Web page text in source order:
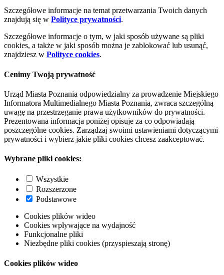
Szczegółowe informacje na temat przetwarzania Twoich danych
znajdują się w Polityce prywatności.
Szczegółowe informacje o tym, w jaki sposób używane są pliki
cookies, a także w jaki sposób można je zablokować lub usunąć,
znajdziesz w Polityce cookies.
Cenimy Twoją prywatność
Urząd Miasta Poznania odpowiedzialny za prowadzenie Miejskiego
Informatora Multimedialnego Miasta Poznania, zwraca szczególną
uwagę na przestrzeganie prawa użytkowników do prywatności.
Prezentowana informacja poniżej opisuje za co odpowiadają
poszczególne cookies. Zarządzaj swoimi ustawieniami dotyczącymi
prywatności i wybierz jakie pliki cookies chcesz zaakceptować.
Wybrane pliki cookies:
Wszystkie
Rozszerzone
Podstawowe
Cookies plików wideo
Cookies wpływające na wydajność
Funkcjonalne pliki
Niezbędne pliki cookies (przyspieszają stronę)
Cookies plików wideo